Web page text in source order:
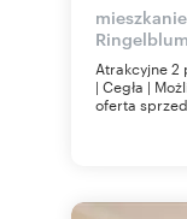
Atrakcyjne 2
| Cegła |
oferta